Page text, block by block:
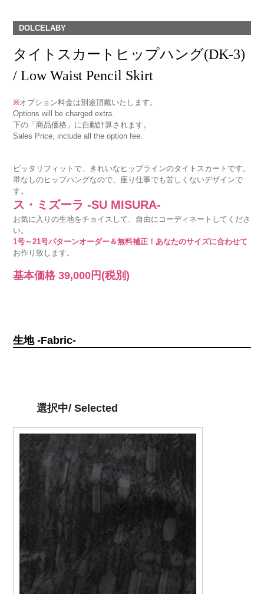
DOLCELABY
タイトスカートヒップハング(DK-3)
/ Low Waist Pencil Skirt
※オプション料金は別途頂戴いたします。
Options will be charged extra.
下の「商品価格」に自動計算されます。
Sales Price, include all the option fee.
ピッタリフィットで、きれいなヒップラインのタイトスカートです。
帯なしのヒップハングなので、座り仕事でも苦しくないデザインで
す。
ス・ミズーラ -SU MISURA-
お気に入りの生地をチョイスして、自由にコーディネートしてくださ
い。
1号～21号パターンオーダー＆無料補正！あなたのサイズに合わせて
お作り致します。
基本価格39,000円 (税別)
生地 -Fabric-
選択中/ Selected